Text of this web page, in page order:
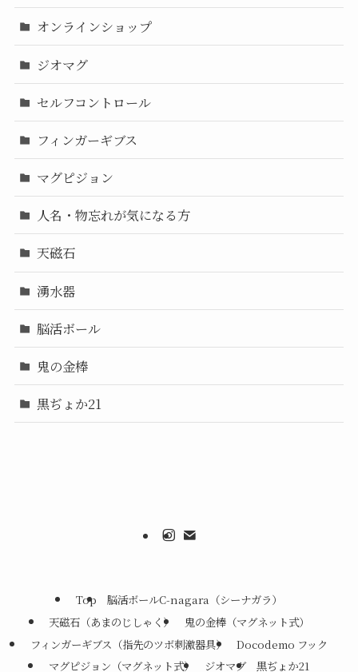
オンラインショップ
ジオマグ
セルフコントロール
フィンガーギブス
マグピジョン
人名・物忘れが気になる方
天磁石
湧水器
脳活ボール
鬼の金棒
黒ぢょか21
Top
脳活ボールC-nagara（シーナガラ）
天磁石（あまのじしゃく）
鬼の金棒（マグネット式）
フィンガーギブス（指先のツボ刺激器具）
Docodemo フック
マグピジョン（マグネット式）
ジオマグ 黒ぢょか21